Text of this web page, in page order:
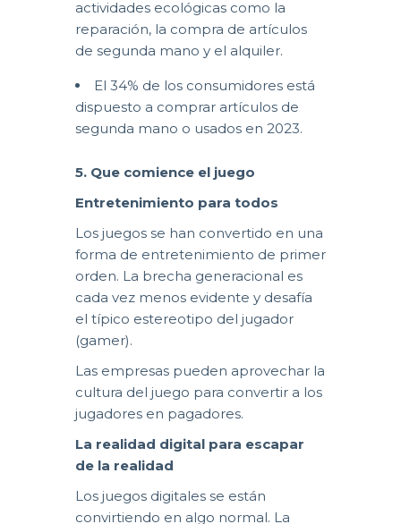
actividades ecológicas como la
reparación, la compra de artículos
de segunda mano y el alquiler.
El 34% de los consumidores está
dispuesto a comprar artículos de
segunda mano o usados en 2023.
5. Que comience el juego
Entretenimiento para todos
Los juegos se han convertido en una
forma de entretenimiento de primer
orden. La brecha generacional es
cada vez menos evidente y desafía
el típico estereotipo del jugador
(gamer).
Las empresas pueden aprovechar la
cultura del juego para convertir a los
jugadores en pagadores.
La realidad digital para escapar
de la realidad
Los juegos digitales se están
convirtiendo en algo normal. La